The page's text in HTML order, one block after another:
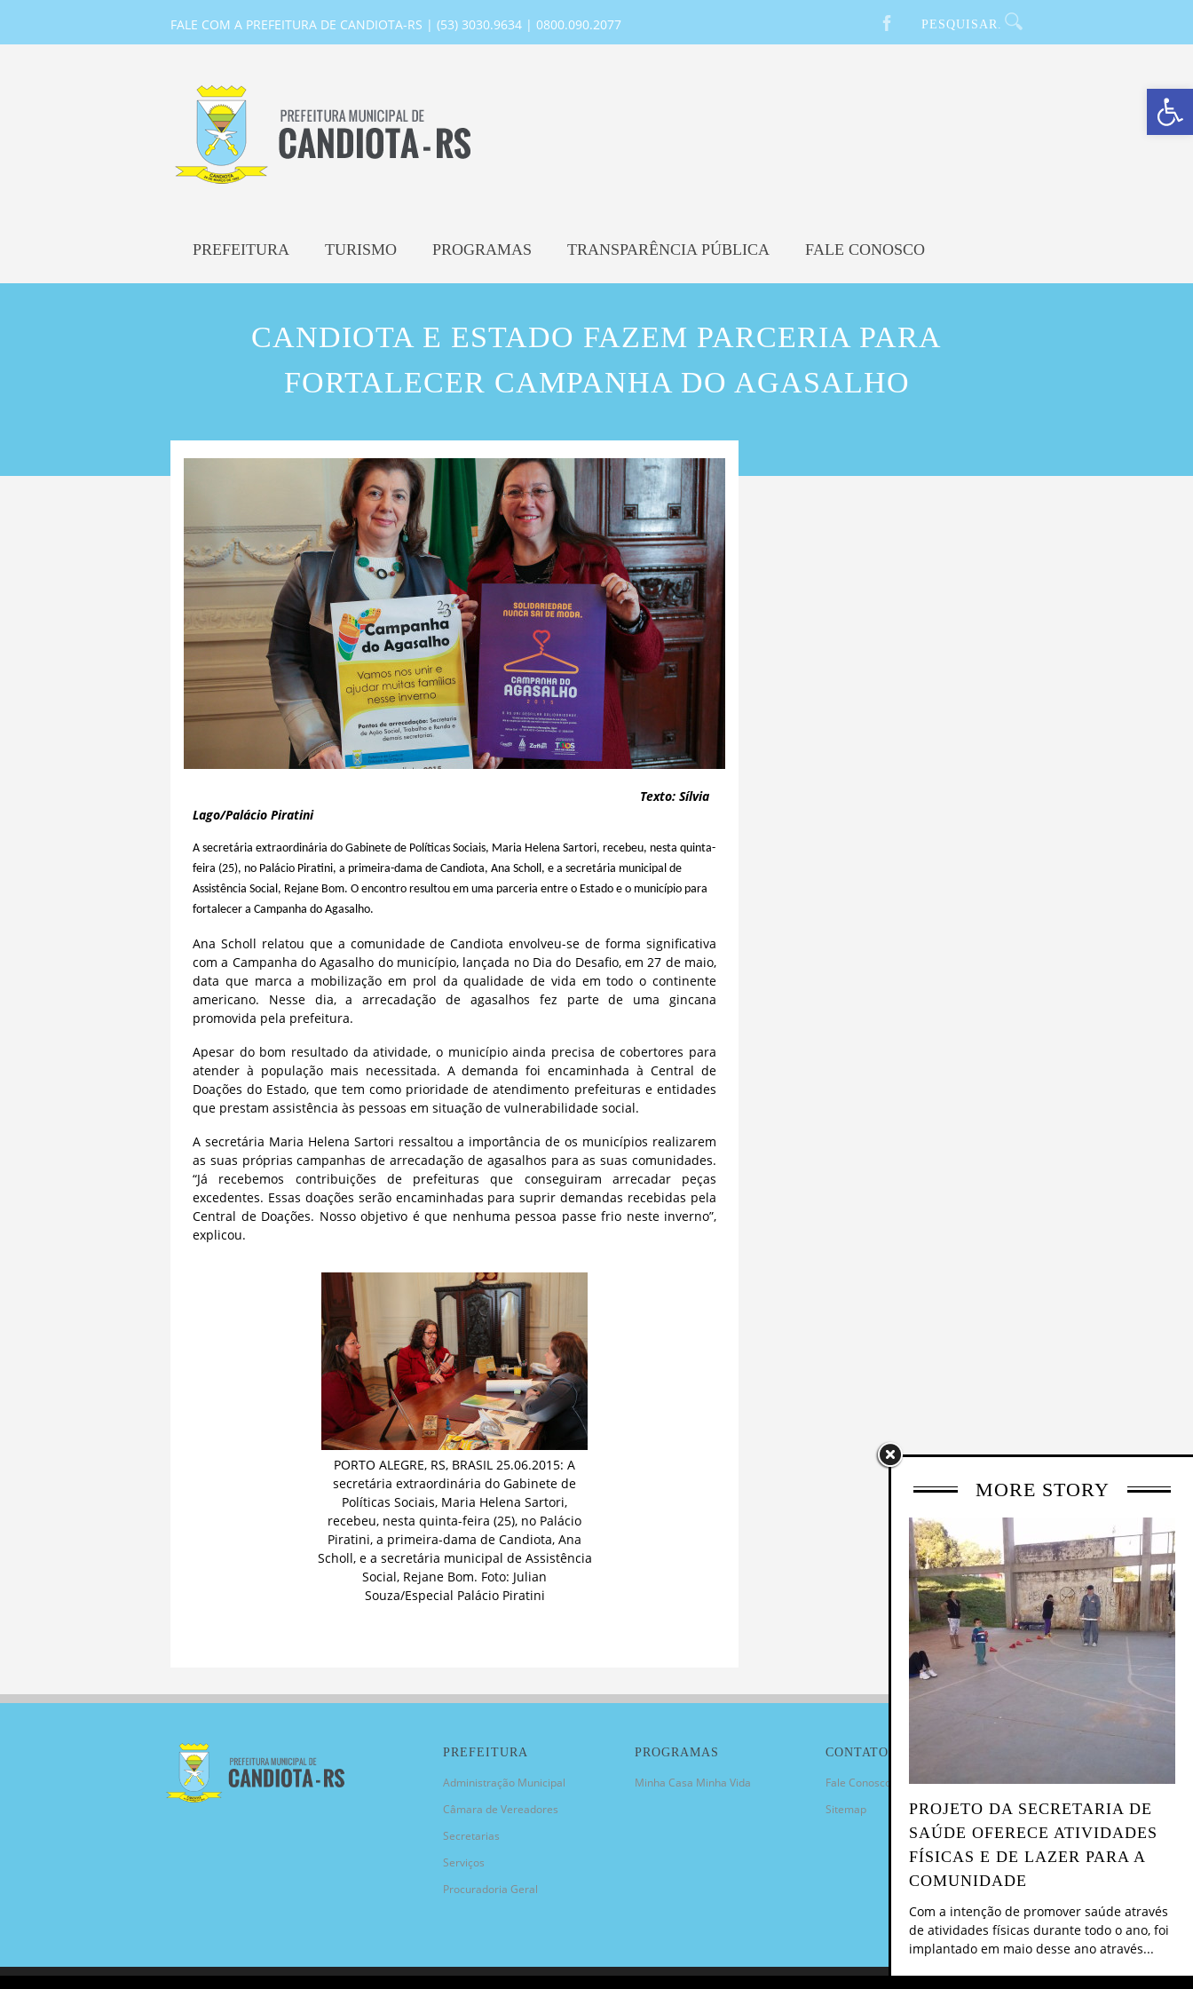
Barra de Ferramentas Aberta
FALE COM A PREFEITURA DE CANDIOTA-RS | (53) 3030.9634 | 0800.090.2077
PREFEITURA TURISMO PROGRAMAS TRANSPARÊNCIA PÚBLICA FALE CONOSCO
CANDIOTA E ESTADO FAZEM PARCERIA PARA
FORTALECER CAMPANHA DO AGASALHO
Texto: Sílvia
Lago/Palácio Piratini
A secretária extraordinária do Gabinete de Políticas Sociais, Maria Helena Sartori, recebeu, nesta quinta-
feira (25), no Palácio Piratini, a primeira-dama de Candiota, Ana Scholl, e a secretária municipal de
Assistência Social, Rejane Bom. O encontro resultou em uma parceria entre o Estado e o município para
fortalecer a Campanha do Agasalho.
Ana Scholl relatou que a comunidade de Candiota envolveu-se de forma significativa
com a Campanha do Agasalho do município, lançada no Dia do Desafio, em 27 de maio,
data que marca a mobilização em prol da qualidade de vida em todo o continente
americano. Nesse dia, a arrecadação de agasalhos fez parte de uma gincana
promovida pela prefeitura.
Apesar do bom resultado da atividade, o município ainda precisa de cobertores para
atender à população mais necessitada. A demanda foi encaminhada à Central de
Doações do Estado, que tem como prioridade de atendimento prefeituras e entidades
que prestam assistência às pessoas em situação de vulnerabilidade social.
A secretária Maria Helena Sartori ressaltou a importância de os municípios realizarem
as suas próprias campanhas de arrecadação de agasalhos para as suas comunidades.
“Já recebemos contribuições de prefeituras que conseguiram arrecadar peças
excedentes. Essas doações serão encaminhadas para suprir demandas recebidas pela
Central de Doações. Nosso objetivo é que nenhuma pessoa passe frio neste inverno”,
explicou.
PORTO ALEGRE, RS, BRASIL 25.06.2015: A
secretária extraordinária do Gabinete de
Políticas Sociais, Maria Helena Sartori,
recebeu, nesta quinta-feira (25), no Palácio
Piratini, a primeira-dama de Candiota, Ana
Scholl, e a secretária municipal de Assistência
Social, Rejane Bom. Foto: Julian
Souza/Especial Palácio Piratini
MORE STORY
PROJETO DA SECRETARIA DE
SAÚDE OFERECE ATIVIDADES
FÍSICAS E DE LAZER PARA A
COMUNIDADE
Com a intenção de promover saúde através
de atividades físicas durante todo o ano, foi
implantado em maio desse ano através...
PREFEITURA
Administração Municipal
Câmara de Vereadores
Secretarias
Serviços
Procuradoria Geral
PROGRAMAS
Minha Casa Minha Vida
CONTATO
Fale Conosco
Sitemap